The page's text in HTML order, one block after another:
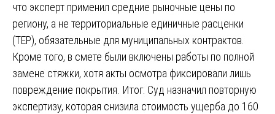
что эксперт применил средние рыночные цены по
региону, а не территориальные единичные расценки
(ТЕР), обязательные для муниципальных контрактов.
Кроме того, в смете были включены работы по полной
замене стяжки, хотя акты осмотра фиксировали лишь
повреждение покрытия. Итог: Суд назначил повторную
экспертизу, которая снизила стоимость ущерба до 160